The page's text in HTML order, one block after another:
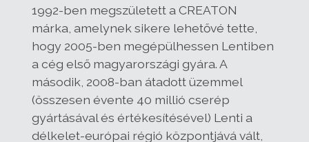
1992-ben megszületett a CREATON
márka, amelynek sikere lehetővé tette,
hogy 2005-ben megépülhessen Lentiben
a cég első magyarországi gyára. A
második, 2008-ban átadott üzemmel
(összesen évente 40 millió cserép
gyártásával és értékesítésével) Lenti a
délkelet-európai régió központjává vált,